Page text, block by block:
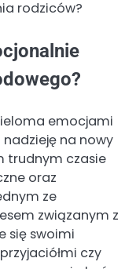
rodziców?
emocjami
na nowy
trudnym czasie
oraz
ze
związanym z
się swoimi
czy